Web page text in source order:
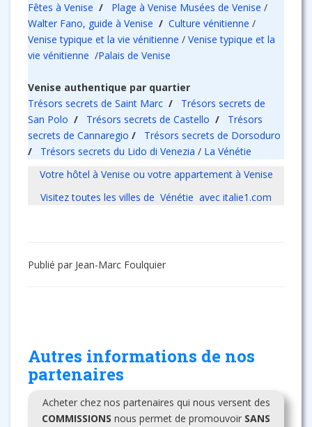
Fêtes à Venise / Plage à Venise Musées de Venise /
Walter Fano, guide à Venise / Culture vénitienne /
Venise typique et la vie vénitienne / Venise typique et la
vie vénitienne /Palais de Venise
Venise authentique par quartier
Trésors secrets de Saint Marc /
Trésors secrets de
San Polo / Trésors secrets de Castello /
Trésors
secrets de Cannaregio /
Trésors secrets de Dorsoduro
/
Trésors secrets du Lido di Venezia / La Vénétie
Votre hôtel à Venise ou votre appartement à Venise
Visitez toutes les villes de Vénétie avec italie1.com
Publié par Jean-Marc Foulquier
Autres informations de nos
partenaires
Acheter chez nos partenaires qui nous versent des
COMMISSIONS nous permet de promouvoir SANS